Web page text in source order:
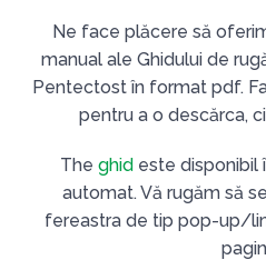
Ne face plăcere să
manual ale Ghidului de
Pentectost în format pdf.
pentru a o descărca,
The ghideste disponibil
automat. Vă rugăm să
fereastra de tip pop-up/